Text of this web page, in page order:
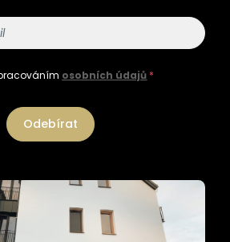
osobních údajů *
Odebírat